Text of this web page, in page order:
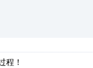
程！